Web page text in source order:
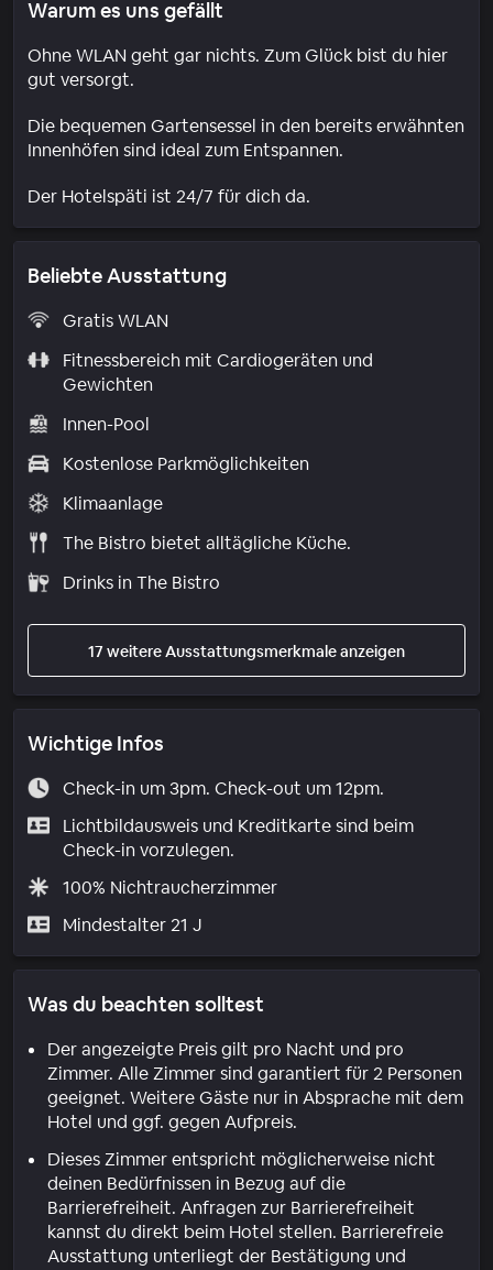
Warum es uns gefällt
Ohne WLAN geht gar nichts. Zum Glück bist du hier
gut versorgt.
Die bequemen Gartensessel in den bereits erwähnten
Innenhöfen sind ideal zum Entspannen.
Der Hotelspäti ist 24/7 für dich da.
Beliebte Ausstattung
Gratis WLAN
Fitnessbereich mit Cardiogeräten und
Gewichten
Innen-Pool
Kostenlose Parkmöglichkeiten
Klimaanlage
The Bistro bietet alltägliche Küche.
Drinks in The Bistro
17 weitere Ausstattungsmerkmale anzeigen
Wichtige Infos
Check-in um 3pm. Check-out um 12pm.
Lichtbildausweis und Kreditkarte sind beim
Check-in vorzulegen.
100% Nichtraucherzimmer
Mindestalter 21 J
Was du beachten solltest
Der angezeigte Preis gilt pro Nacht und pro
Zimmer. Alle Zimmer sind garantiert für 2 Personen
geeignet. Weitere Gäste nur in Absprache mit dem
Hotel und ggf. gegen Aufpreis.
Dieses Zimmer entspricht möglicherweise nicht
deinen Bedürfnissen in Bezug auf die
Barrierefreiheit. Anfragen zur Barrierefreiheit
kannst du direkt beim Hotel stellen. Barrierefreie
Ausstattung unterliegt der Bestätigung und